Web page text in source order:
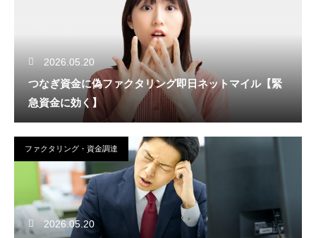
2026.05.20
つなぎ資金に偽ファクタリング即日ネットマイル【緊
急資金に効く】
ファクタリング・資金調達
2026.05.20